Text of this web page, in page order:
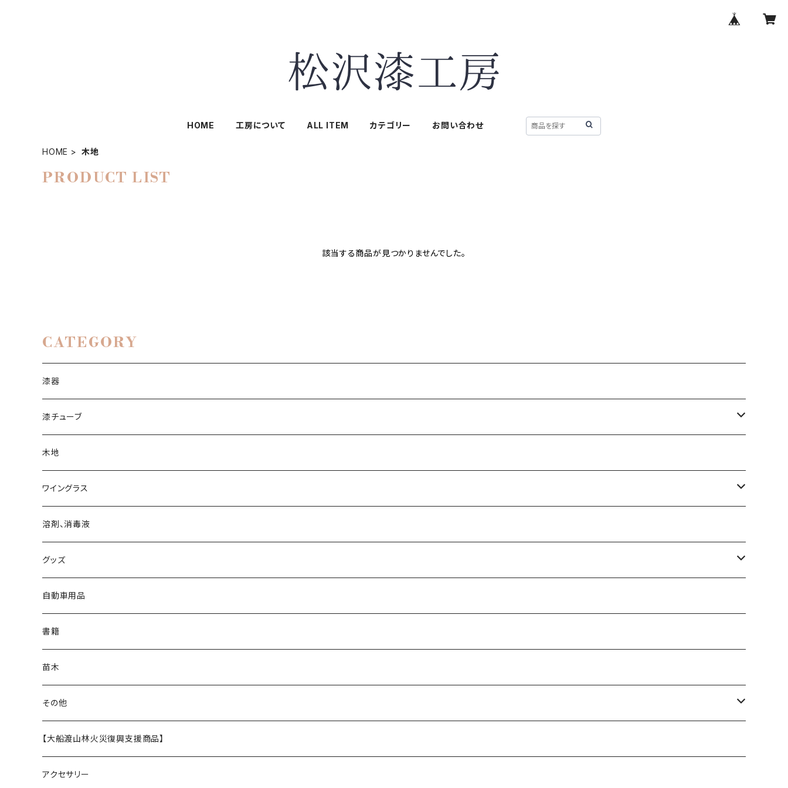
HOME 工房について ALL ITEM カテゴリー お問い合わせ
HOME 木地
PRODUCT LIST
該当する商品が見つかりませんでした。
CATEGORY
漆器
漆チューブ
生漆
透漆
黒呂色漆
朱漆
白漆
木地
ワイングラス
ワイングラス
溶剤、消毒液
グッズ
マスク
バッジ
バッグ
ステンレスボトル
自動車用品
書籍
苗木
その他
うるし茶
【大船渡山林火災復興支援商品】
アクセサリー